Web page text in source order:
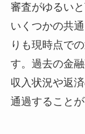
審査がゆるい
いくつかの共
りも現時点で
す。過去の金
収入状況や返
通過することが